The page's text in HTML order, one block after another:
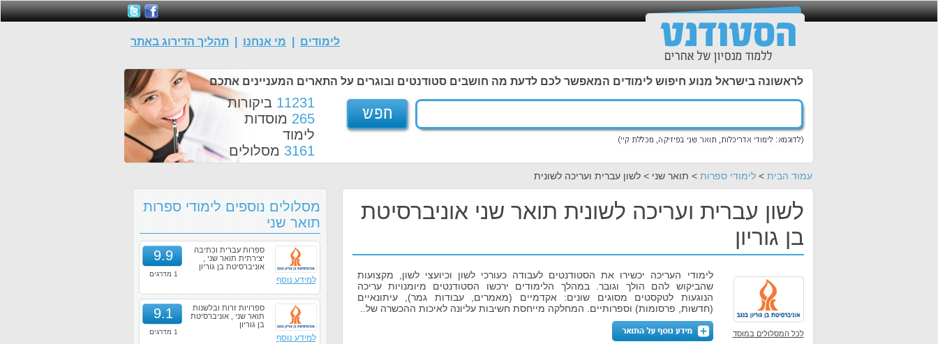
לימודים מי אנחנו תהליך הדירוג באתר
לראשונה בישראל מנוע חיפוש לימודים המאפשר לכם לדעת מה חושבים סטודנטים ובוגרים על התארים המעניינים אתכם
11231 ביקורות
265 מוסדות
לימוד
3161 מסלולים
עמוד הבית >לימודי ספרות > תואר שני > לשון עברית ועריכה לשונית
לשון עברית ועריכה לשונית תואר שני אוניברסיטת
בן גוריון
לכל המסלולים במוסד
לימודי העריכה יכשירו את הסטודנטים לעבודה כעורכי לשון וכיועצי לשון, מקצועות
שהביקוש להם הולך וגובר. במהלך הלימודים ירכשו הסטודנטים מיומנויות עריכה
הנוגעות לטקסטים מסוגים שונים: אקדמיים (מאמרים, עבודות גמר), עיתונאיים
(חדשות, פרסומות) וספרותיים. המחלקה מייחסת חשיבות עליונה לאיכות ההכשרה של..
מסלולים נוספים לימודי ספרות
תואר שני
למידע נוסף
9.9
1 מדרגים
ספרות עברית וכתיבה
יצירתית תואר שני ,
אוניברסיטת בן גוריון
למידע נוסף
9.1
1 מדרגים
ספרויות זרות ובלשנות
תואר שני , אוניברסיטת
בן גוריון